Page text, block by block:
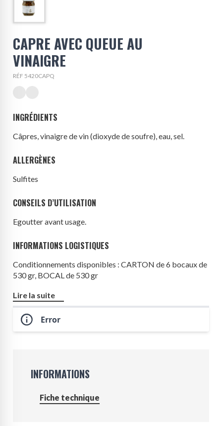
CAPRE AVEC QUEUE AU
VINAIGRE
RÉF 5420CAPQ
INGRÉDIENTS
Câpres, vinaigre de vin (dioxyde de soufre), eau, sel.
ALLERGÈNES
Sulfites
CONSEILS D’UTILISATION
Egoutter avant usage.
INFORMATIONS LOGISTIQUES
Conditionnements disponibles : CARTON de 6 bocaux de
530 gr, BOCAL de 530 gr
Lire la suite
Error
INFORMATIONS
Fiche technique